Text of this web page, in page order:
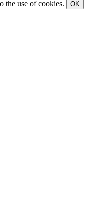
the use of cookies. OK